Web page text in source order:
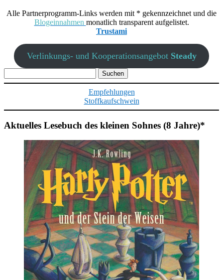
Alle Partnerprogramm-Links werden mit * gekennzeichnet und die
Blogeinnahmen monatlich transparent aufgelistet.
Trustami
Verlinkungs- und Kooperationsangebot Steady
nach:
Empfehlungen
Stoffkaufschwein
Aktuelles Lesebuch des kleinen Sohnes (8 Jahre)*